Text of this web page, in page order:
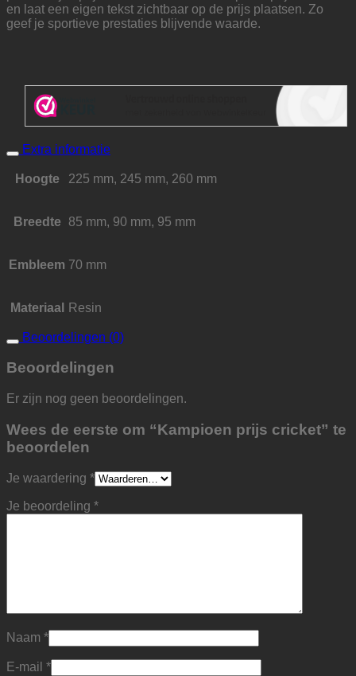
en laat een eigen tekst zichtbaar op de prijs plaatsen. Zo
geef je sportieve prestaties blijvende waarde.
Extra informatie
Hoogte 225 mm, 245 mm, 260 mm
Breedte 85 mm, 90 mm, 95 mm
Embleem 70 mm
Materiaal Resin
Beoordelingen (0)
Beoordelingen
Er zijn nog geen beoordelingen.
Wees de eerste om “Kampioen prijs cricket” te
beoordelen
Je waardering *
Je beoordeling *
Naam *
E-mail *